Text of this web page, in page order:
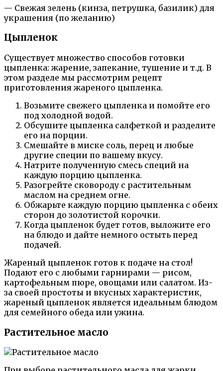
— Свежая зелень (кинза, петрушка, базилик) для
украшения (по желанию)
Цыпленок
Существует множество способов готовки
цыпленка: жарение, запекание, тушение и т.д. В
этом разделе мы рассмотрим рецепт
приготовления жареного цыпленка.
Возьмите свежего цыпленка и помойте его
под холодной водой.
Обсушите цыпленка салфеткой и разделите
его на порции.
Смешайте в миске соль, перец и любые
другие специи по вашему вкусу.
Натрите полученную смесь специй на
каждую порцию цыпленка.
Разогрейте сковороду с растительным
маслом на среднем огне.
Обжарьте каждую порцию цыпленка с обеих
сторон до золотистой корочки.
Когда цыпленок будет готов, выложите его
на блюдо и дайте немного остыть перед
подачей.
Жареный цыпленок готов к подаче на стол!
Подают его с любыми гарнирами — рисом,
картофельным пюре, овощами или салатом. Из-
за своей простоты и вкусных характеристик,
жареный цыпленок является идеальным блюдом
для семейного обеда или ужина.
Растительное масло